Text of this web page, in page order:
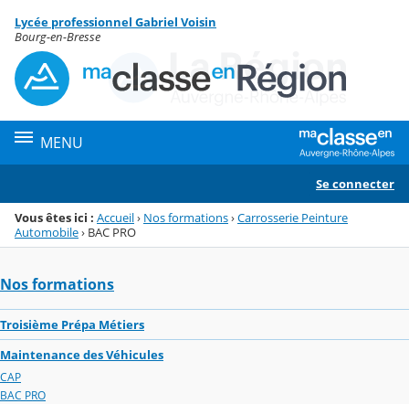
Menu de la rubrique
Contenu
Lycée professionnel Gabriel Voisin
Bourg-en-Bresse
MENU
Se connecter
Vous êtes ici : Accueil› Nos formations›Carrosserie Peinture
Automobile› BAC PRO
Nos formations
Troisième Prépa Métiers
Maintenance des Véhicules
CAP
BAC PRO